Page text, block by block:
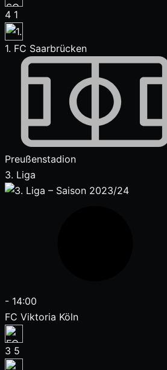
4 1
1. FC Saarbrücken
Preußenstadion
3. Liga
- 14:00
FC Viktoria Köln
3 5